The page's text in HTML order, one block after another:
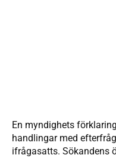
En myndighets
handlingar med
ifrågasatts. Sökandens